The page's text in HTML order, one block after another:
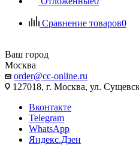
Сравнение товаров0
Ваш город
Москва
order@cc-online.ru
127018, г. Москва, ул.
Вконтакте
Telegram
WhatsApp
Яндекс.Дзен